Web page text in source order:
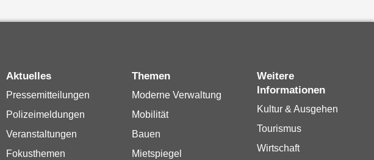
Aktuelles
Pressemitteilungen
Polizeimeldungen
Veranstaltungen
Fokusthemen
Themen
Moderne Verwaltung
Mobilität
Bauen
Mietspiegel
Weitere
Informationen
Kultur & Ausgehen
Tourismus
Wirtschaft